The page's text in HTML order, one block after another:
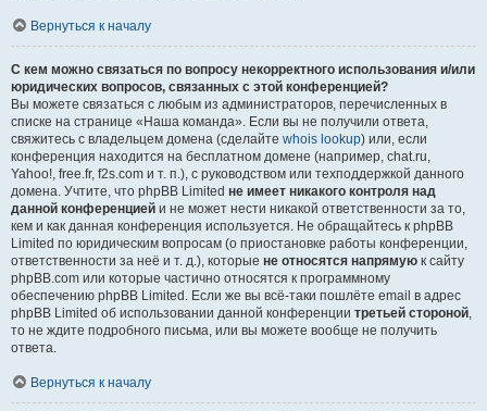
Вернуться к началу
С кем можно связаться по вопросу некорректного использования и/или
юридических вопросов, связанных с этой конференцией?
Вы можете связаться с любым из администраторов, перечисленных в
списке на странице «Наша команда». Если вы не получили ответа,
свяжитесь с владельцем домена (сделайте whois lookup) или, если
конференция находится на бесплатном домене (например, chat.ru,
Yahoo!, free.fr, f2s.com и т. п.), с руководством или техподдержкой данного
домена. Учтите, что phpBB Limited не имеет никакого контроля над
данной конференцией и не может нести никакой ответственности за то,
кем и как данная конференция используется. Не обращайтесь к phpBB
Limited по юридическим вопросам (о приостановке работы конференции,
ответственности за неё и т. д.), которые не относятся напрямую к сайту
phpBB.com или которые частично относятся к программному
обеспечению phpBB Limited. Если же вы всё-таки пошлёте email в адрес
phpBB Limited об использовании данной конференции третьей стороной,
то не ждите подробного письма, или вы можете вообще не получить
ответа.
Вернуться к началу